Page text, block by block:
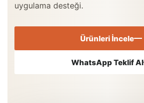
uygulama desteği.
Ürünleri İncele
WhatsApp Teklif Al